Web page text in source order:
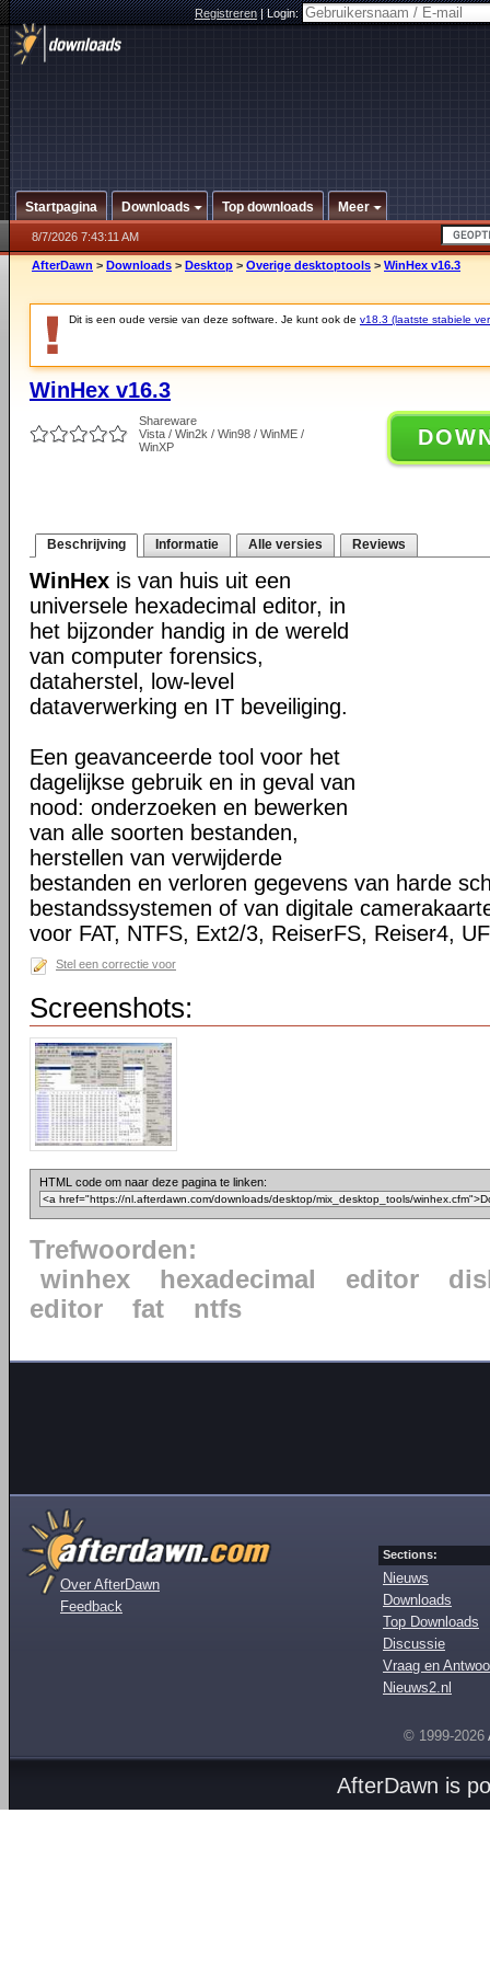
Registreren|Login:
Startpagina Downloads Top downloads Meer
8/7/2026 7:43:11 AM
AfterDawn > Downloads > Desktop > Overige desktoptools > WinHex v16.3
Dit is een oude versie van deze software. Je kunt ook de v18.3 (laatste stabiele
WinHex v16.3
Shareware
Vista / Win2k / Win98 / WinME /
WinXP
Beschrijving Informatie Alle versies Reviews
WinHex is van huis uit een
universele hexadecimal editor, in
het bijzonder handig in de wereld
van computer forensics,
dataherstel, low-level
dataverwerking en IT beveiliging.
Een geavanceerde tool voor het
dagelijkse gebruik en in geval van
nood: onderzoeken en bewerken
van alle soorten bestanden,
herstellen van verwijderde
bestanden en verloren gegevens van harde
bestandssystemen of van digitale
voor FAT, NTFS, Ext2/3, ReiserFS, Reiser4,
Stel een correctie voor
Screenshots:
HTML code om naar deze pagina te linken:
Trefwoorden:
winhex
hexadecimal editor
editor
fat ntfs
Over AfterDawn
Feedback
Sections:
Nieuws
Downloads
Top Downloads
Discussie
Vraag en
Nieuws2.nl
© 1999-2026
AfterDawn is